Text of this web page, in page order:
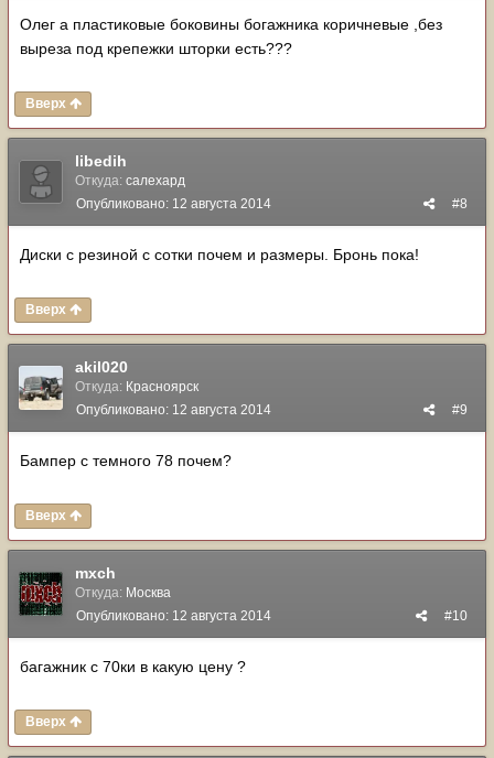
Олег а пластиковые боковины богажника коричневые ,без
выреза под крепежки шторки есть???
Вверх
libedih
Откуда: салехард
#8
Опубликовано: 12 августа 2014
Диски с резиной с сотки почем и размеры. Бронь пока!
Вверх
akil020
Откуда: Красноярск
#9
Опубликовано: 12 августа 2014
Бампер с темного 78 почем?
Вверх
mxch
Откуда: Москва
#10
Опубликовано: 12 августа 2014
багажник с 70ки в какую цену ?
Вверх